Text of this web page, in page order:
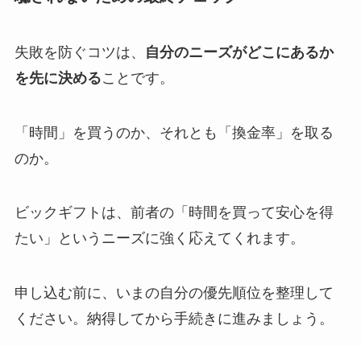
失敗を防ぐコツは、
自分のニーズがどこにあるか
を先に決めることです。
「時間」を買うのか、それとも「換金率」を取る
のか。
ビックギフトは、前者の「時間を買って安心を得
たい」というニーズに強く応えてくれます。
申し込む前に、いまの自分の優先順位を整理して
ください。納得してから手続きに進みましょう。